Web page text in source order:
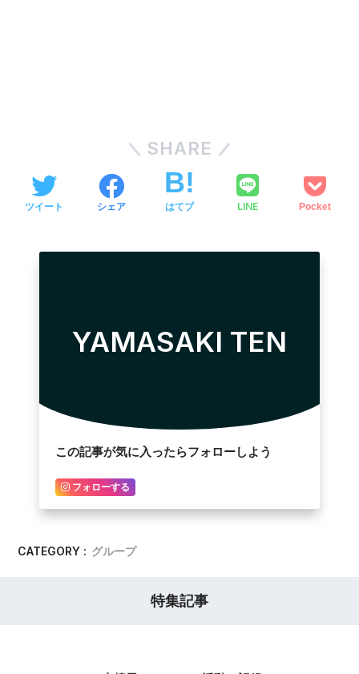
SHARE
ツイート シェア はてブ LINE Pocket
YAMASAKI TEN
この記事が気に入ったらフォローしよう
フォローする
CATEGORY : グループ
特集記事